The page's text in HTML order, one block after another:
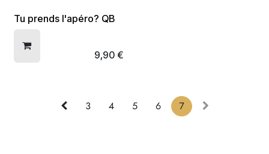
Tu prends l'apéro? QB
9,90 €
3 4 5 6 7